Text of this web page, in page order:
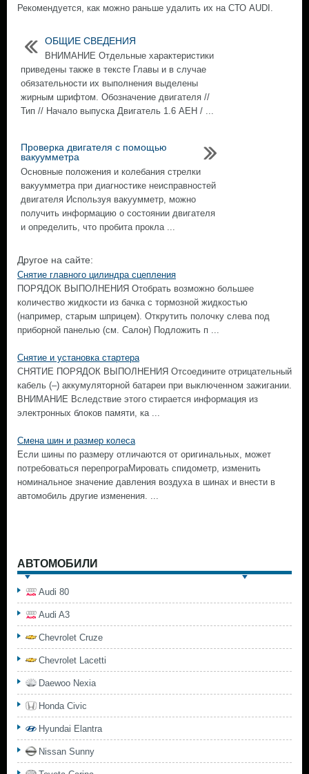
Рекомендуется, как можно раньше удалить их на СТО AUDI.
ОБЩИЕ СВЕДЕНИЯ
ВНИМАНИЕ Отдельные характеристики
приведены также в тексте Главы и в случае
обязательности их выполнения выделены
жирным шрифтом. Обозначение двигателя //
Тип // Начало выпуска Двигатель 1.6 AEH / ...
Проверка двигателя с помощью
вакуумметра
Основные положения и колебания стрелки
вакуумметра при диагностике неисправностей
двигателя Используя вакуумметр, можно
получить информацию о состоянии двигателя
и определить, что пробита прокла ...
Другое на сайте:
Снятие главного цилиндра сцепления
ПОРЯДОК ВЫПОЛНЕНИЯ Отобрать возможно большее
количество жидкости из бачка с тормозной жидкостью
(например, старым шприцем). Открутить полочку слева под
приборной панелью (см. Салон) Подложить п ...
Снятие и установка стартера
СНЯТИЕ ПОРЯДОК ВЫПОЛНЕНИЯ Отсоедините отрицательный
кабель (–) аккумуляторной батареи при выключенном зажигании.
ВНИМАНИЕ Вследствие этого стирается информация из
электронных блоков памяти, ка ...
Смена шин и размер колеса
Если шины по размеру отличаются от оригинальных, может
потребоваться перепрограМировать спидометр, изменить
номинальное значение давления воздуха в шинах и внести в
автомобиль другие изменения. ...
АВТОМОБИЛИ
Audi 80
Audi A3
Chevrolet Cruze
Chevrolet Lacetti
Daewoo Nexia
Honda Civic
Hyundai Elantra
Nissan Sunny